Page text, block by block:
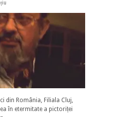
din România, Filiala Cluj,
în etermitate a pictoriței